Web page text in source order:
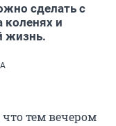
сделать с
коленях и
жизнь.
тем вечером